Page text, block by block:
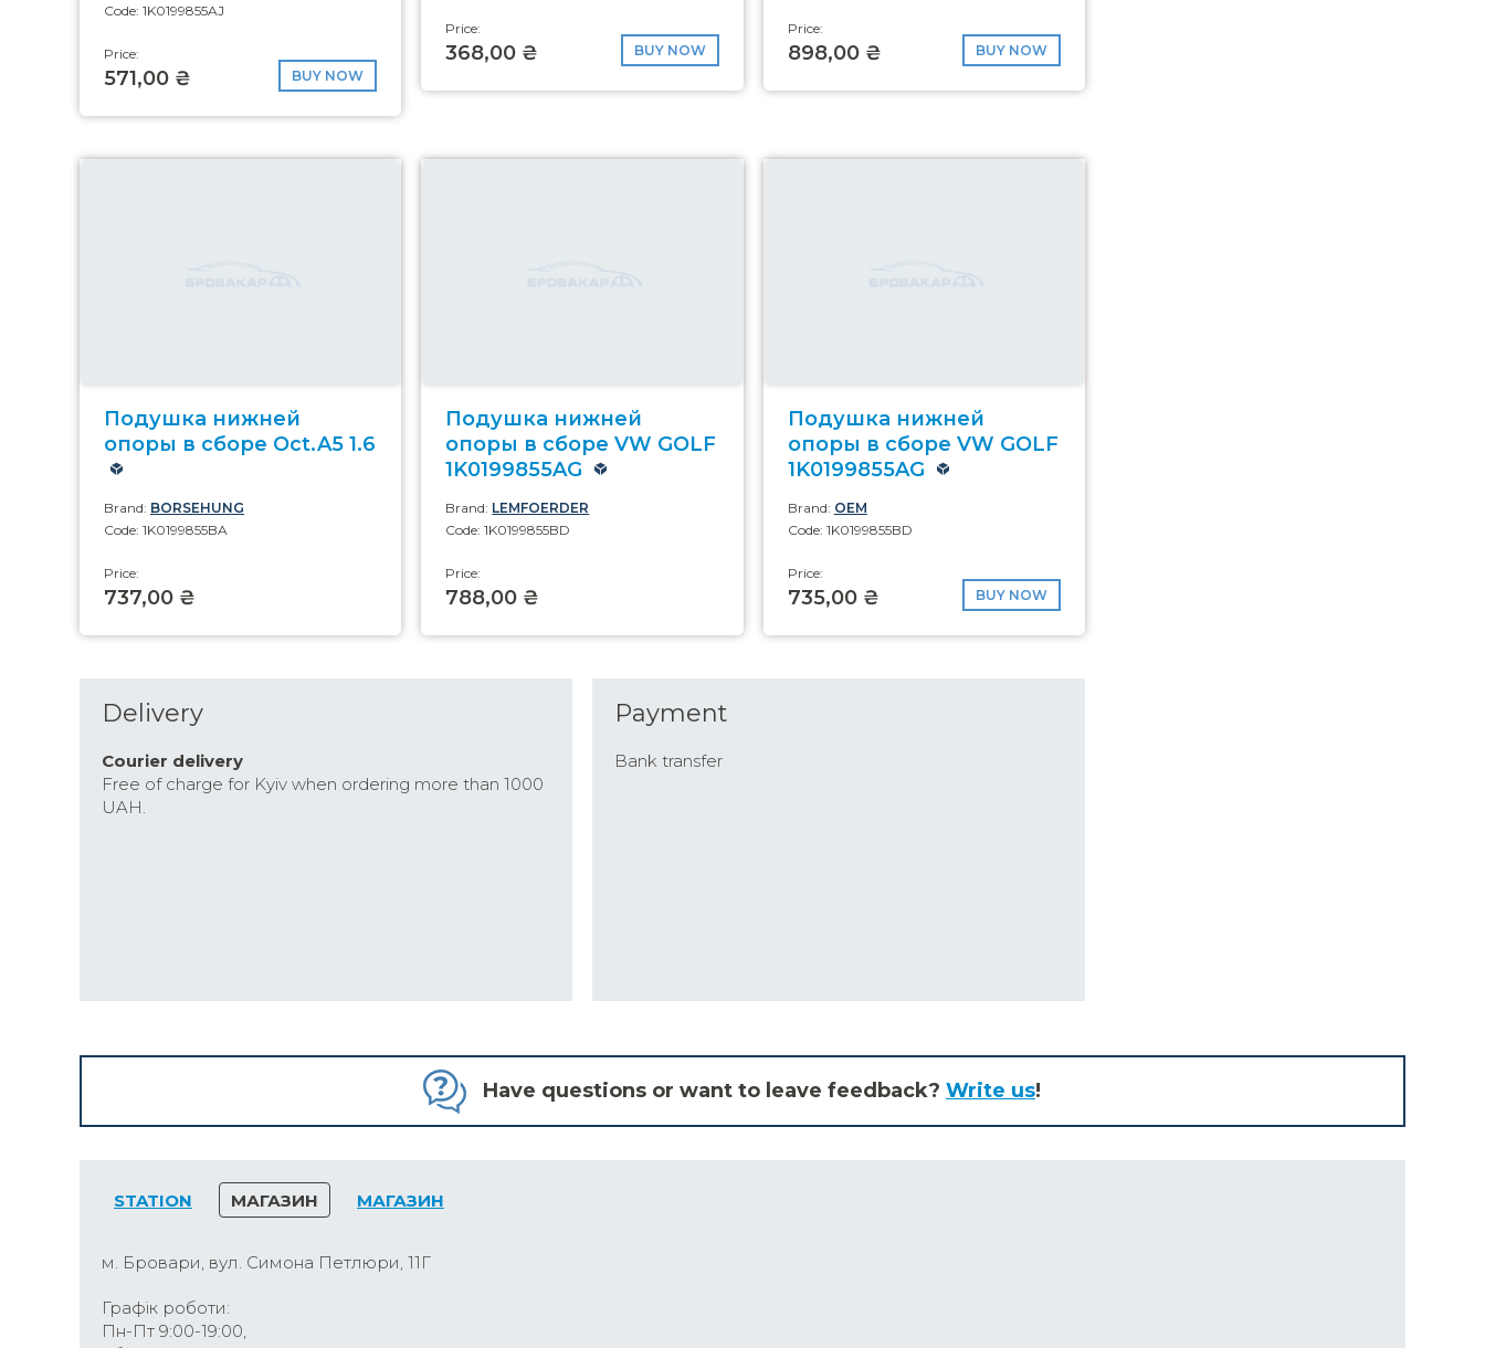
Code: 1K0199855AJ
Price:
571,00 ₴ BUY NOW
Price:
368,00 ₴ BUY NOW
Price:
898,00 ₴ BUY NOW
Подушка нижней
опоры в сборе Oct.A5 1.6
Brand: BORSEHUNG
Code: 1K0199855BA
Price:
737,00 ₴
Подушка нижней
опоры в сборе VW GOLF
1K0199855AG
Brand: LEMFOERDER
Code: 1K0199855BD
Price:
788,00 ₴
Подушка нижней
опоры в сборе VW GOLF
1K0199855AG
Brand: OEM
Code: 1K0199855BD
Price:
735,00 ₴ BUY NOW
Delivery
Courier delivery
Free of charge for Kyiv when ordering more than 1000
UAH.
Payment
Bank transfer
Have questions or want to leave feedback? Write us!
STATION МАГАЗИН МАГАЗИН
м. Бровари, вул. Симона Петлюри, 11Г
Графік роботи:
Пн-Пт 9:00-19:00,